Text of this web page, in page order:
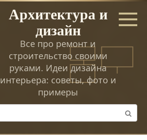
Архитектура и
дизайн
Все про ремонт и
строительство своими
руками. Идеи дизайна
интерьера: советы, фото и
примеры